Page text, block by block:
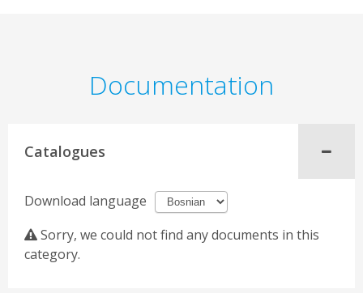
Documentation
Catalogues
Download language
Sorry, we could not find any documents in this
category.